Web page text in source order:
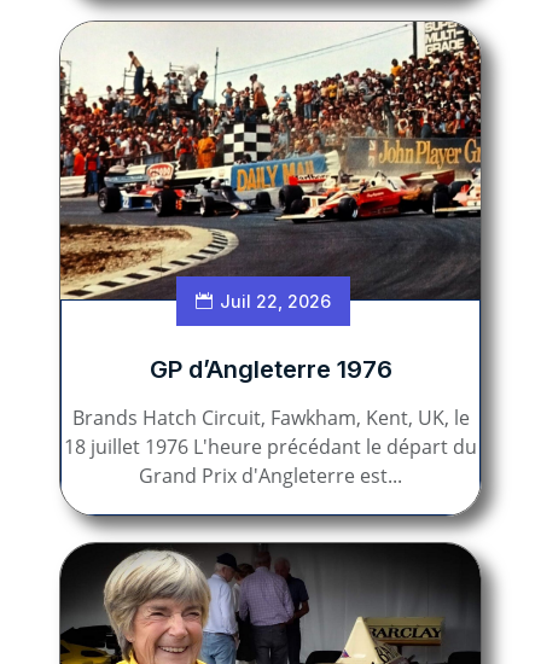
Juil 22, 2026
GP d’Angleterre 1976
Brands Hatch Circuit, Fawkham, Kent, UK, le
18 juillet 1976 L'heure précédant le départ du
Grand Prix d'Angleterre est...